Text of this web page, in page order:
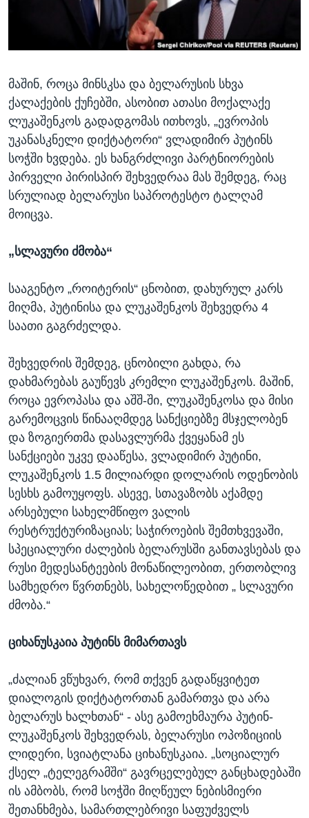
ᲡᲢᲣᲓᲘᲐ ᲕᲐᲨᲘᲜᲒᲢᲝᲜᲘ
ᲘᲜᲢᲔᲠᲕᲘᲣ
ᲙᲣᲚᲢᲣᲠᲐ
ᲒᲐᲚᲘᲚᲔᲝ
ᲓᲔᲖᲘᲜᲤᲝᲠᲛᲐᲪᲘᲐ
Learning English
ენები
მაშინ, როცა მინსკსა და ბელარუსის სხვა
ქალაქების ქუჩებში, ასობით ათასი მოქალაქე
ლუკაშენკოს გადადგომას ითხოვს, „ევროპის
უკანასკნელი დიქტატორი“ ვლადიმირ პუტინს
სოჭში ხვდება. ეს ხანგრძლივი პარტნიორების
პირველი პირისპირ შეხვედრაა მას შემდეგ, რაც
სრულიად ბელარუსი საპროტესტო ტალღამ
მოიცვა.
„სლავური ძმობა“
სააგენტო „როიტერის“ ცნობით, დახურულ კარს
მიღმა, პუტინისა და ლუკაშენკოს შეხვედრა 4
საათი გაგრძელდა.
შეხვედრის შემდეგ, ცნობილი გახდა, რა
დახმარებას გაუწევს კრემლი ლუკაშენკოს. მაშინ,
როცა ევროპასა და აშშ-ში, ლუკაშენკოსა და მისი
გარემოცვის წინააღმდეგ სანქციებზე მსჯელობენ
და ზოგიერთმა დასავლურმა ქვეყანამ ეს
სანქციები უკვე დააწესა, ვლადიმირ პუტინი,
ლუკაშენკოს 1.5 მილიარდი დოლარის ოდენობის
სესხს გამოუყოფს. ასევე, სთავაზობს აქამდე
არსებული სახელმწიფო ვალის
რესტრუქტურიზაციას; საჭიროების შემთხვევაში,
სპეციალური ძალების ბელარუსში განთავსებას და
რუსი მედესანტეების მონაწილეობით, ერთობლივ
სამხედრო წვრთნებს, სახელოწედბით „ სლავური
ძმობა.“
ციხანუსკაია პუტინს მიმართავს
„ძალიან ვწუხვარ, რომ თქვენ გადაწყვიტეთ
დიალოგის დიქტატორთან გამართვა და არა
ბელარუს ხალხთან“ - ასე გამოეხმაურა პუტინ-
ლუკაშენკოს შეხვედრას, ბელარუსი ოპოზიციის
ლიდერი, სვიატლანა ციხანუსკაია. „სოციალურ
ქსელ „ტელეგრამში“ გავრცელებულ განცხადებაში
ის ამბობს, რომ სოჭში მიღწეულ ნებისმიერი
შეთანხმება, სამართლებრივი საფუძველს